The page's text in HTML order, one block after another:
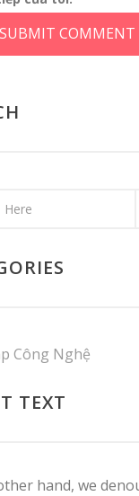
Công Nghệ
TEXT
hand, we